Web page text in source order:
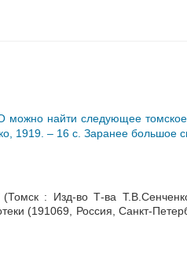
можно найти следующее
1919. – 16 с. Заранее большое
: Изд-во Т-ва
(191069, Россия, Санкт-